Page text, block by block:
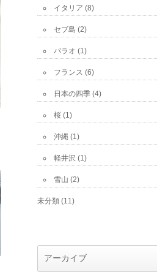
イタリア (8)
セブ島 (2)
パラオ (1)
フランス (6)
日本の四季 (4)
桜 (1)
沖縄 (1)
軽井沢 (1)
雪山 (2)
未分類 (11)